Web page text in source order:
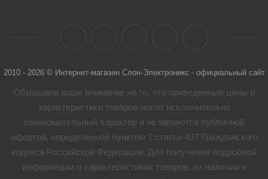
2010 - 2026 © Интернет-магазин Слон-Электроникс - официальный сайт
Обращаем ваше внимание на то, что приведенные цены и
характеристики товaров носят исключительно
ознакомительный характер и не являются публичной
офертой, определенной пунктом 2 статьи 437 Гражданского
кодекса Российской Федерации. Для получения подробной
информации о характеристиках товaров, их наличии и